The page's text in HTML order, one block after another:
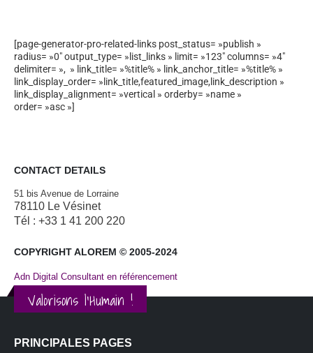
[page-generator-pro-related-links post_status= »publish »
radius= »0″ output_type= »list_links » limit= »123″ columns= »4″
delimiter= », » link_title= »%title% » link_anchor_title= »%title% »
link_display_order= »link_title,featured_image,link_description »
link_display_alignment= »vertical » orderby= »name »
order= »asc »]
CONTACT DETAILS
51 bis Avenue de Lorraine
78110 Le Vésinet
Tél : +33 1 41 200 220
COPYRIGHT ALOREM © 2005-2024
Adn Digital Consultant en référencement
Valorisons l'Humain !
PRINCIPALES PAGES